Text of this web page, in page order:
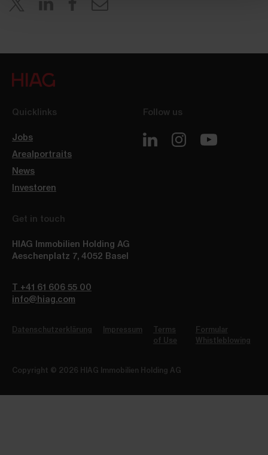
Quicklinks
Jobs
Arealportraits
News
Investoren
Follow us
Get in touch
HIAG Immobilien Holding AG
Aeschenplatz 7, 4052 Basel
T +41 61 606 55 00
info@hiag.com
Datenschutzerklärung Impressum
Terms
of Use
Formular
Whistleblowing
Copyright © 2026 HIAG Immobilien Holding AG